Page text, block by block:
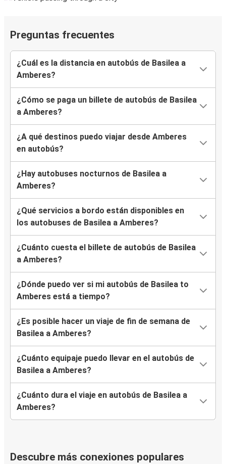
Preguntas frecuentes
¿Cuál es la distancia en autobús de Basilea a
Amberes?
¿Cómo se paga un billete de autobús de Basilea
a Amberes?
¿A qué destinos puedo viajar desde Amberes
en autobús?
¿Hay autobuses nocturnos de Basilea a
Amberes?
¿Qué servicios a bordo están disponibles en
los autobuses de Basilea a Amberes?
¿Cuánto cuesta el billete de autobús de Basilea
a Amberes?
¿Dónde puedo ver si mi autobús de Basilea to
Amberes está a tiempo?
¿Es posible hacer un viaje de fin de semana de
Basilea a Amberes?
¿Cuánto equipaje puedo llevar en el autobús de
Basilea a Amberes?
¿Cuánto dura el viaje en autobús de Basilea a
Amberes?
Descubre más conexiones populares